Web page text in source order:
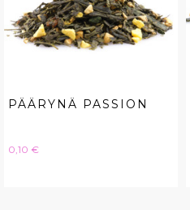
PÄÄRYNÄ PASSION
Hinta
0,10 €